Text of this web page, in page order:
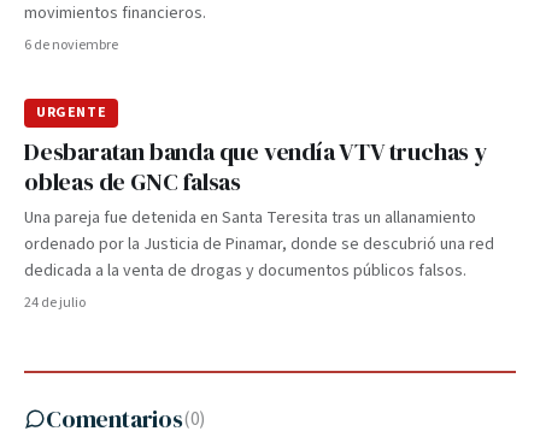
movimientos financieros.
6 de noviembre
URGENTE
Desbaratan banda que vendía VTV truchas y
obleas de GNC falsas
Una pareja fue detenida en Santa Teresita tras un allanamiento
ordenado por la Justicia de Pinamar, donde se descubrió una red
dedicada a la venta de drogas y documentos públicos falsos.
24 de julio
Comentarios(0)